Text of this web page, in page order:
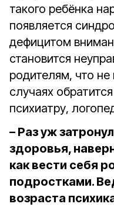
такого ребёнка
появляется
дефицитом
становится
родителям, что не
случаях
психиатру,
– Раз уж
здоровья,
как вести себя
подростками.
возраста